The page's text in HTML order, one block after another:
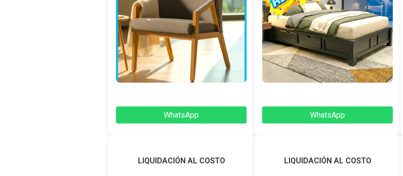
WhatsApp WhatsApp
LIQUIDACIÓN AL COSTO LIQUIDACIÓN AL COSTO